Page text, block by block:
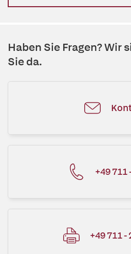
Haben Sie Fragen? Wir
Sie da.
+49 711
+49 711 -